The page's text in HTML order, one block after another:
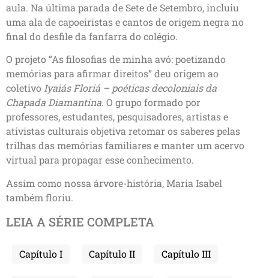
aula. Na última parada de Sete de Setembro, incluiu
uma ala de capoeiristas e cantos de origem negra no
final do desfile da fanfarra do colégio.
O projeto “As filosofias de minha avó: poetizando
memórias para afirmar direitos” deu origem ao
coletivo Iyaiás Floriá – poéticas decoloniais da
Chapada Diamantina. O grupo formado por
professores, estudantes, pesquisadores, artistas e
ativistas culturais objetiva retomar os saberes pelas
trilhas das memórias familiares e manter um acervo
virtual para propagar esse conhecimento.
Assim como nossa árvore-história, Maria Isabel
também floriu.
LEIA A SÉRIE COMPLETA
Capítulo I Capítulo II Capítulo III